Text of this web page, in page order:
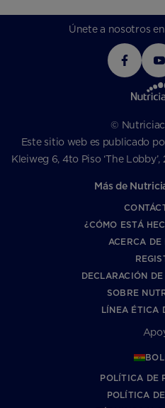
Únete a nosotros
©
Este sitio web es publicado
Kleiweg 6, 4to Piso ‘The
Más de
¿CÓMO ESTÁ
ACERCA
DECLARACIÓN
SOBRE
LÍNEA ÉTICA
POLÍTICA DE
POLÍTICA